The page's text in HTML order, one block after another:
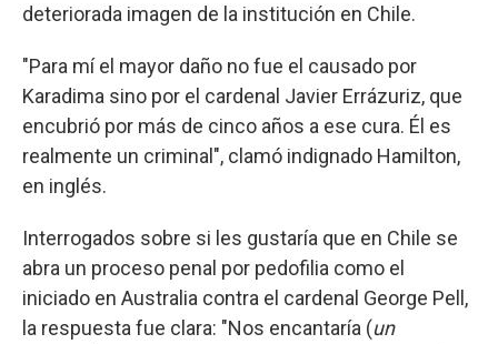
deteriorada imagen de la institución en Chile.
"Para mí el mayor daño no fue el causado por
Karadima sino por el cardenal Javier Errázuriz, que
encubrió por más de cinco años a ese cura. Él es
realmente un criminal", clamó indignado Hamilton,
en inglés.
Interrogados sobre si les gustaría que en Chile se
abra un proceso penal por pedofilia como el
iniciado en Australia contra el cardenal George Pell,
la respuesta fue clara: "Nos encantaría (un